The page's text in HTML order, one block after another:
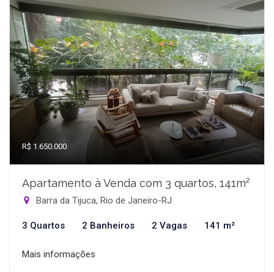
R$ 1.650.000
Apartamento à Venda com 3 quartos, 141m²
Barra da Tijuca, Rio de Janeiro-RJ
3 Quartos 2 Banheiros 2 Vagas 141 m²
Mais informações